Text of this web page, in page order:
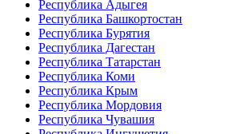
Республика Адыгея
Республика Башкортостан
Республика Бурятия
Республика Дагестан
Республика Татарстан
Республика Коми
Республика Крым
Республика Мордовия
Республика Чувашия